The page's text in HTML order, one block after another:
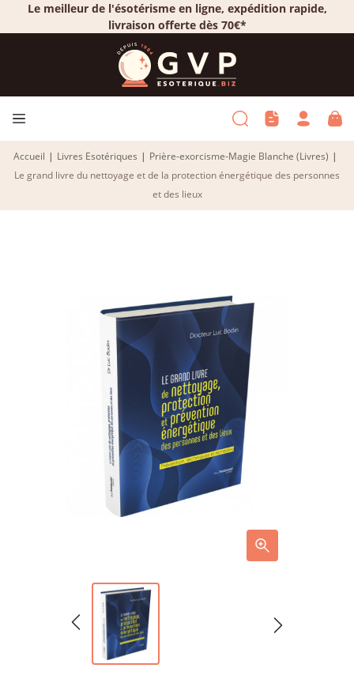
Le meilleur de l'ésotérisme en ligne, expédition rapide,
livraison offerte dès 70€*
Accueil | Livres Esotériques | Prière-exorcisme-Magie Blanche (Livres) |
Le grand livre du nettoyage et de la protection énergétique des personnes
et des lieux